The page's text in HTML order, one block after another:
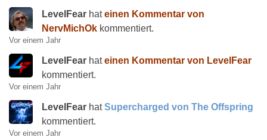
LevelFear hateinen Kommentar von
NervMichOk kommentiert.
Vor einem Jahr
LevelFear hateinen Kommentar von LevelFear
kommentiert.
Vor einem Jahr
LevelFear hatSupercharged von The Offspring
kommentiert.
Vor einem Jahr